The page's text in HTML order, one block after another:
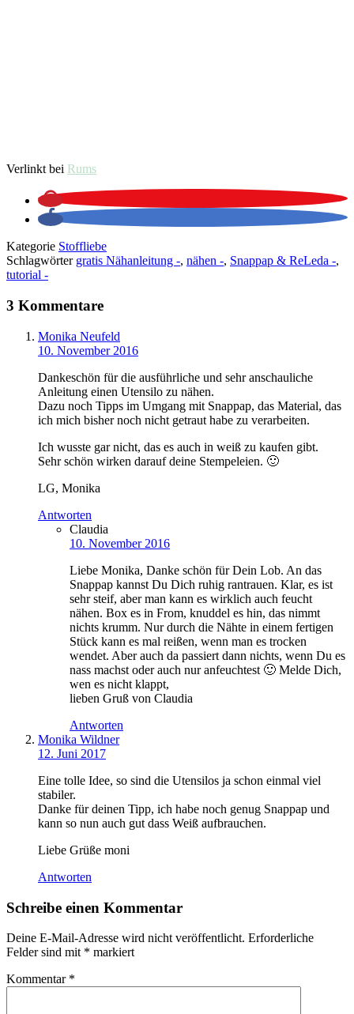
Verlinkt bei Rums
Kategorie Stoffliebe
Schlagwörter gratis Nähanleitung -, nähen -, Snappap & ReLeda -,
tutorial -
3 Kommentare
Monika Neufeld
10. November 2016
Dankeschön für die ausführliche und sehr anschauliche
Anleitung einen Utensilo zu nähen.
Dazu noch Tipps im Umgang mit Snappap, das Material, das
ich mich bisher noch nicht getraut habe zu verarbeiten.
Ich wusste gar nicht, das es auch in weiß zu kaufen gibt.
Sehr schön wirken darauf deine Stempeleien. 🙂
LG, Monika
Antworten
Claudia
10. November 2016
Liebe Monika, Danke schön für Dein Lob. An das
Snappap kannst Du Dich ruhig rantrauen. Klar, es ist
sehr steif, aber man kann es wirklich auch feucht
nähen. Box es in From, knuddel es hin, das nimmt
nichts krumm. Nur durch die Nähte in einem fertigen
Stück kann es mal reißen, wenn man es trocken
wendet. Aber auch da passiert dann nichts, wenn Du es
nass machst oder auch nur anfeuchtest 🙂 Melde Dich,
wen es nicht klappt,
lieben Gruß von Claudia
Antworten
Monika Wildner
12. Juni 2017
Eine tolle Idee, so sind die Utensilos ja schon einmal viel
stabiler.
Danke für deinen Tipp, ich habe noch genug Snappap und
kann so nun auch gut dass Weiß aufbrauchen.
Liebe Grüße moni
Antworten
Schreibe einen Kommentar
Deine E-Mail-Adresse wird nicht veröffentlicht. Erforderliche
Felder sind mit * markiert
Kommentar *